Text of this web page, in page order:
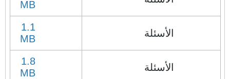
MB
الأسئلة
1.1
MB
الأسئلة
1.8
MB